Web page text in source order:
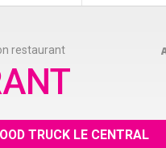
restaurant
TRUCK LE CENTRAL